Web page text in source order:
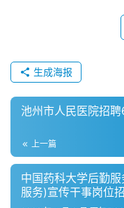
生成海报
池州市人民医院招
上一篇
中国药科大学后勤
服务)宣传干事岗位